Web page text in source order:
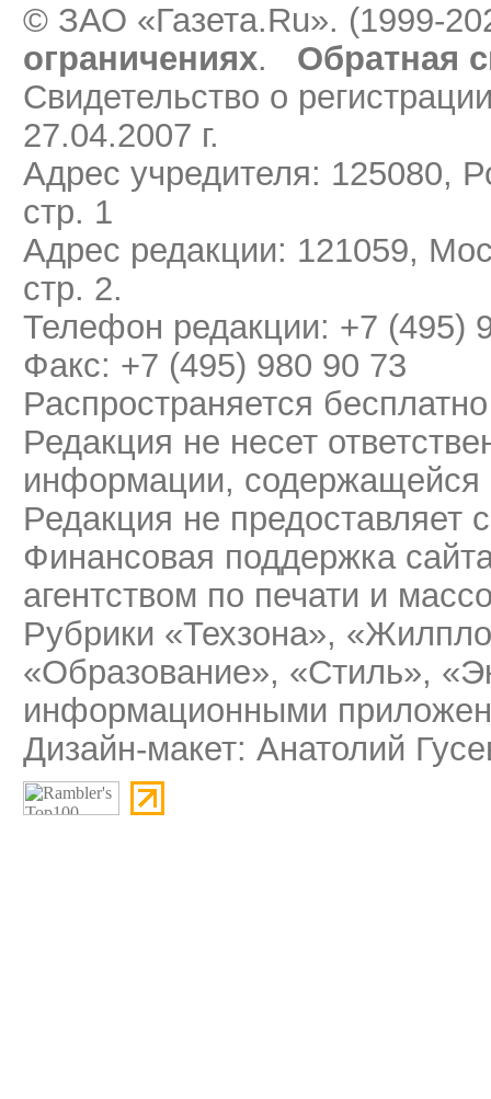
© ЗАО «Газета.Ru». (1999-
ограничениях.
Обратная
Свидетельство о
27.04.2007 г.
Адрес учредителя: 125080,
стр. 1
Адрес редакции: 121059,
стр. 2.
Телефон редакции: +7 (495)
Факс: +7 (495) 980 90 73
Распространяется бесплатно
Редакция не несет
информации, содержащейся
Редакция не предоставляет
Финансовая поддержка
агентством по печати и
Рубрики «Техзона»,
«Образование», «Стиль»,
информационными
Дизайн-макет: Анатолий